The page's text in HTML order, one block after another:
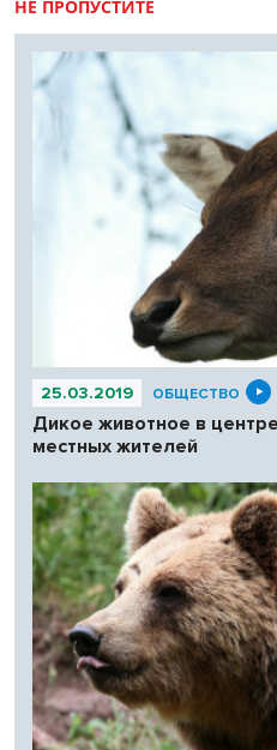
НЕ ПРОПУСТИТЕ
25.03.2019 ОБЩЕСТВО
Дикое животное в
местных жителей